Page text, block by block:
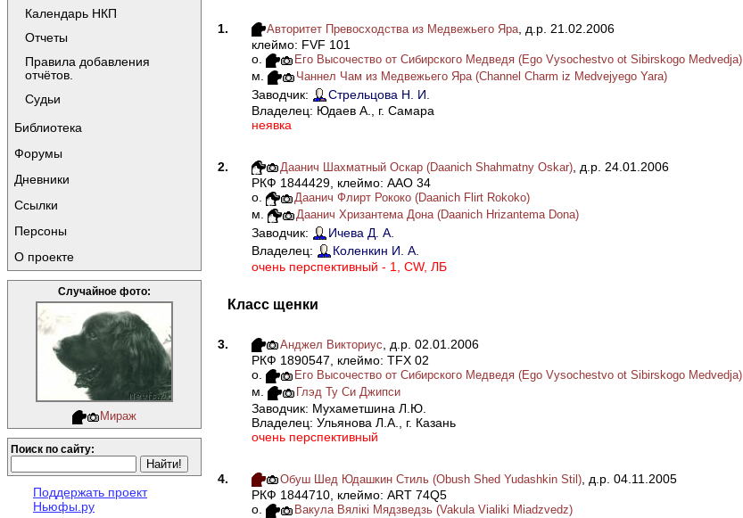
Календарь НКП
Отчеты
Правила добавления
отчётов.
Судьи
Библиотека
Форумы
Дневники
Ссылки
Персоны
О проекте
Случайное фото:
Мираж
Поиск по сайту:
Поддержать проект
Ньюфы.ру
1. Авторитет Превосходства из Медвежьего Яра , д.р. 21.02.2006
клеймо: FVF 101
о.
Его Высочество от Сибирского Медведя (Ego Vysochestvo ot Sibirskogo Medvedja)
м. Чаннел Чам из Медвежьего Яра (Channel Charm iz Medvejyego Yara)
Заводчик:
Стрельцова Н. И.
Владелец: Юдаев А., г. Самара
неявка
2. Даанич Шахматный Оскар (Daanich Shahmatny Oskar), д.р. 24.01.2006
РКФ 1844429, клеймо: AAO 34
о.
Даанич Флирт Рококо (Daanich Flirt Rokoko)
м. Даанич Хризантема Дона (Daanich Hrizantema Dona)
Заводчик:
Ичева Д. А.
Владелец:
Коленкин И. А.
очень перспективный - 1, CW, ЛБ
Класс щенки
3. Анджел Викториус , д.р. 02.01.2006
РКФ 1890547, клеймо: TFX 02
о.
Его Высочество от Сибирского Медведя (Ego Vysochestvo ot Sibirskogo Medvedja)
м. Глэд Ту Си Джипси
Заводчик: Мухаметшина Л.Ю.
Владелец: Ульянова Л.А., г. Казань
очень перспективный
4. Обуш Шед Юдашкин Стиль (Obush Shed Yudashkin Stil), д.р. 04.11.2005
РКФ 1844710, клеймо: ART 74Q5
о.
Вакула Вялiкi Мядзведзь (Vakula Vialiki Miadzvedz)